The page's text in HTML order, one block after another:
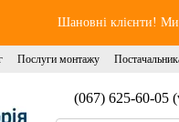
Шановні клієнти! Ми
Послуги монтажу
(067) 625-60-05